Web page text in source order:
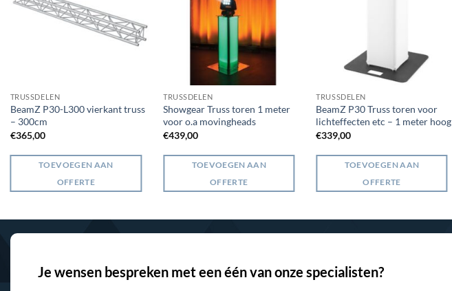
TRUSSDELEN
BeamZ P30-L300 vierkant truss
– 300cm
€365,00
TOEVOEGEN AAN
OFFERTE
TRUSSDELEN
Showgear Truss toren 1 meter
voor o.a movingheads
€439,00
TOEVOEGEN AAN
OFFERTE
TRUSSDELEN
BeamZ P30 Truss toren voor
lichteffecten etc – 1 meter hoog
€339,00
TOEVOEGEN AAN
OFFERTE
Je wensen bespreken met een één van onze specialisten?